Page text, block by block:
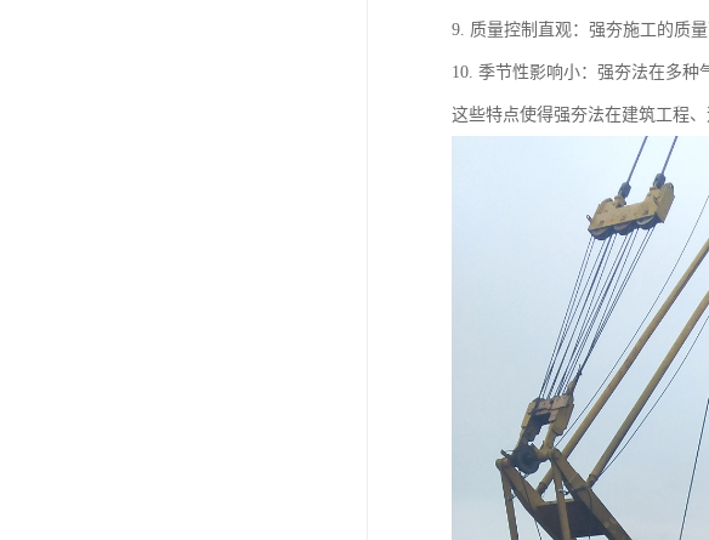
9. 质量控制直观：强夯施工的质
10. 季节性影响小：强夯法在多种
这些特点使得强夯法在建筑工程